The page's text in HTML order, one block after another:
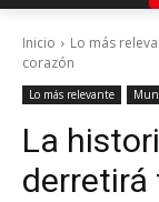
Inicio Lo más
corazón
Lo más relevante
La
derretirá